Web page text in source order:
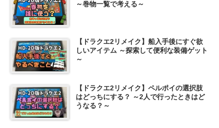
～巻物一覧で考える～
【ドラクエ2リメイク】船入手後にすぐ欲
しいアイテム ～探索して便利な装備ゲット
～
【ドラクエ2リメイク】ペルポイの選択肢
はどっちにする？ ～2人で行ったときはど
うなる？～